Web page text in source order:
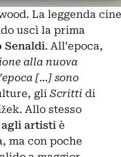
La leggenda
uscì la prima
Senaldi. All’epoca,
alla nuova
[…] sono
gli Scritti di
Allo stesso
artisti è
ma con poche